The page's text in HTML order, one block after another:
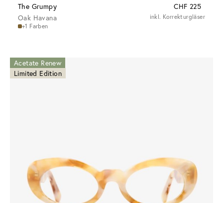
The Grumpy
CHF 225
Oak Havana
+1 Farben
inkl. Korrekturgläser
Acetate Renew
Limited Edition